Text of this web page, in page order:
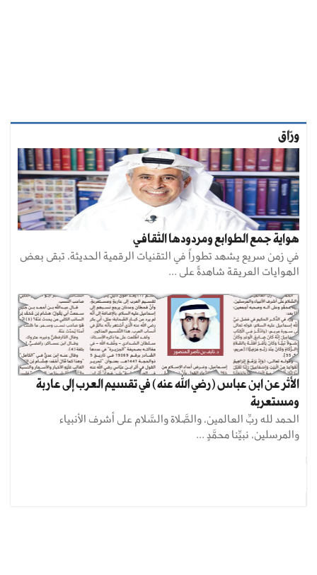
ورّاق
هواية جمع الطوابع ومردودها الثقافـي
في زمن سريع يشهد تطوراً في التقنيات الرقمية الحديثة، تبقى بعض
الهوايات العريقة شاهدةً على ...
الأثر عن ابن عباس (رضي الله عنه) في تقسيم العرب إلى عاربة
ومستعربة
الحمد لله ربِّ العالمين، والصَّلاة والسَّلام على أشرف الأنبياء
والمرسلين، نبيِّنا محمَّدٍ ...